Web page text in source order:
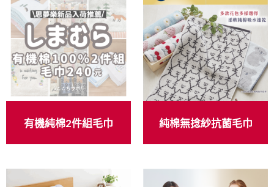
有機純棉2件組毛巾 純棉無捻紗抗菌毛巾